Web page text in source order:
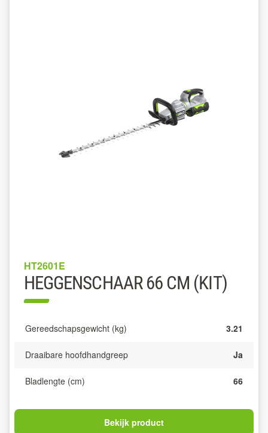
HT2601E
HEGGENSCHAAR 66 CM (KIT)
Gereedschapsgewicht (kg) 3.21
Draaibare hoofdhandgreep Ja
Bladlengte (cm) 66
Bekijk product